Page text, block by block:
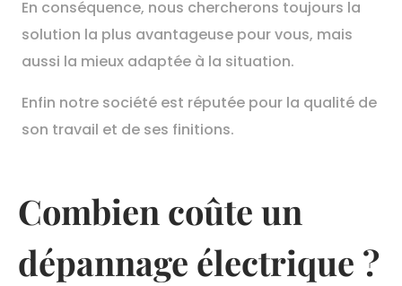
En conséquence, nous chercherons toujours la
solution la plus avantageuse pour vous, mais
aussi la mieux adaptée à la situation.
Enfin notre société est réputée pour la qualité de
son travail et de ses finitions.
Combien coûte un
dépannage électrique ?